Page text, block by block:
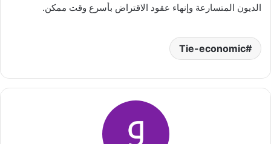
الديون المتسارعة وإنهاء عقود الاقتراض بأسرع وقت ممكن.
Tie-economic